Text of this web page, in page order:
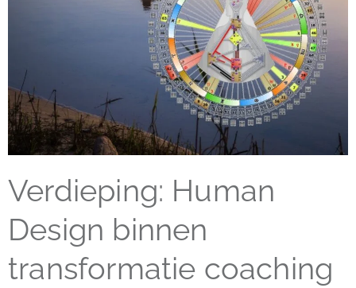
Verdieping: Human
Design binnen
transformatie coaching